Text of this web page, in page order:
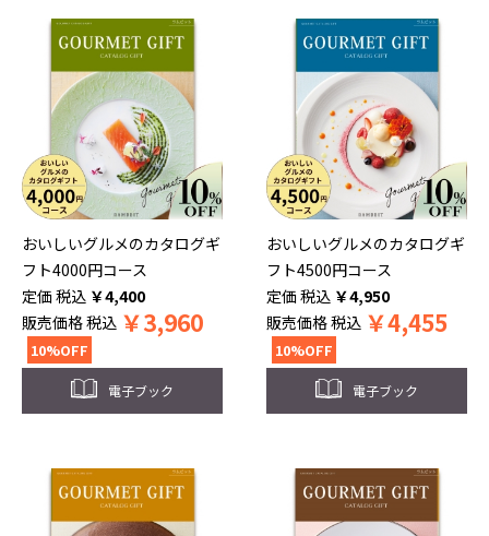
おいしいグルメのカタログギ
フト4000円コース
税込 ￥4,400
販売価格税込 ￥3,960
10%OFF
電子ブック
おいしいグルメのカタログギ
フト4500円コース
税込 ￥4,950
販売価格税込 ￥4,455
10%OFF
電子ブック